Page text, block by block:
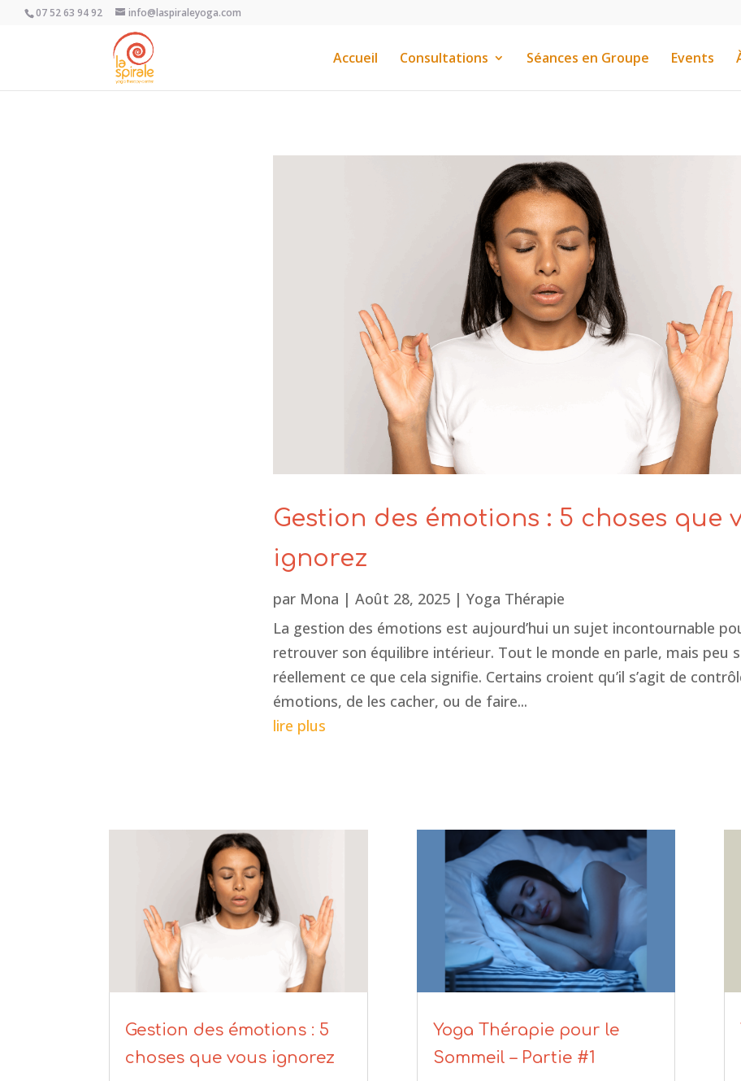
07 52 63 94 92 info@laspiraleyoga.com
Accueil Consultations Séances en Groupe Events
Gestion des émotions : 5 choses que
ignorez
par Mona | Août 28, 2025 | Yoga Thérapie
La gestion des émotions est aujourd’hui un sujet incontournable
retrouver son équilibre intérieur. Tout le monde en parle, mais peu
réellement ce que cela signifie. Certains croient qu’il s’agit de
émotions, de les cacher, ou de faire...
lire plus
Gestion des émotions : 5
choses que vous ignorez
Yoga Thérapie pour le
Sommeil – Partie #1